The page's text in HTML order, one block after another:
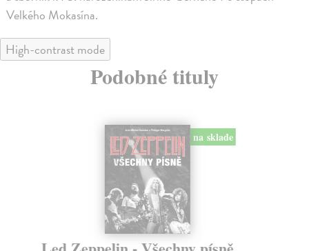
Velkého Mokasína.
High-contrast mode
Podobné tituly
na sklade